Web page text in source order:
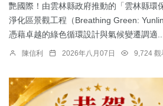
艷國際！由雲林縣政府推動的「雲林縣環
淨化區景觀工程（Breathing Green:
憑藉卓越的綠色循環設計與氣候變遷調適...
陳信利 2026年八月07日 9,724 觀